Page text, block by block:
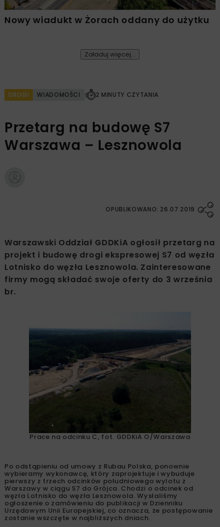
Nowy wiadukt w Żorach oddany do użytku
Załaduj więcej...
DROGI WIADOMOŚCI 2 MINUTY CZYTANIA
Przetarg na budowę S7
Warszawa – Lesznowola
OPUBLIKOWANO: 26.07.2019
Warszawski Oddział GDDKiA ogłosił przetarg na
projekt i budowę drogi ekspresowej S7 od węzła
Lotnisko do węzła Lesznowola. Zainteresowane
firmy mogą składać swoje oferty do 3 września
br.
Prace na odcinku C, fot. GDDKiA O/Warszawa
Po odstąpieniu od umowy z Rubau Polska, ponownie
wybieramy wykonawcę, który zaprojektuje i wybuduje
pierwszy z trzech odcinków południowego wylotu z
Warszawy w ciągu S7 do Grójca. Chodzi o odcinek od
węzła Lotnisko do węzła Lesznowola. Wysłaliśmy
ogłoszenie o zamówieniu do publikacji w Dzienniku
Urzędowym Unii Europejskiej, co oznacza, że postępowanie
zostanie wszczęte w najbliższych dniach.